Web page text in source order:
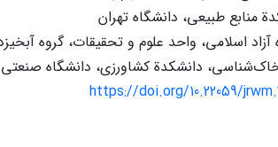
منابع طبیعی، دانشگاه تهران
اسلامی، واحد علوم و تحقیقات، گروه
دانشکدة کشاورزی، دانشگاه
https://doi.org/10.22059/